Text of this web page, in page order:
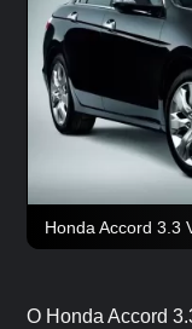
Honda Accord 3.3
O Honda Accord